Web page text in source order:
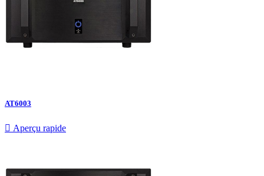
AT6003
 Aperçu rapide